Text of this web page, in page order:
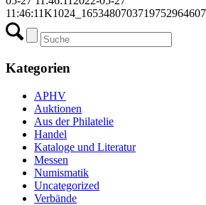
11:46:11
Kategorien
APHV
Auktionen
Aus der Philatelie
Handel
Kataloge und Literatur
Messen
Numismatik
Uncategorized
Verbände